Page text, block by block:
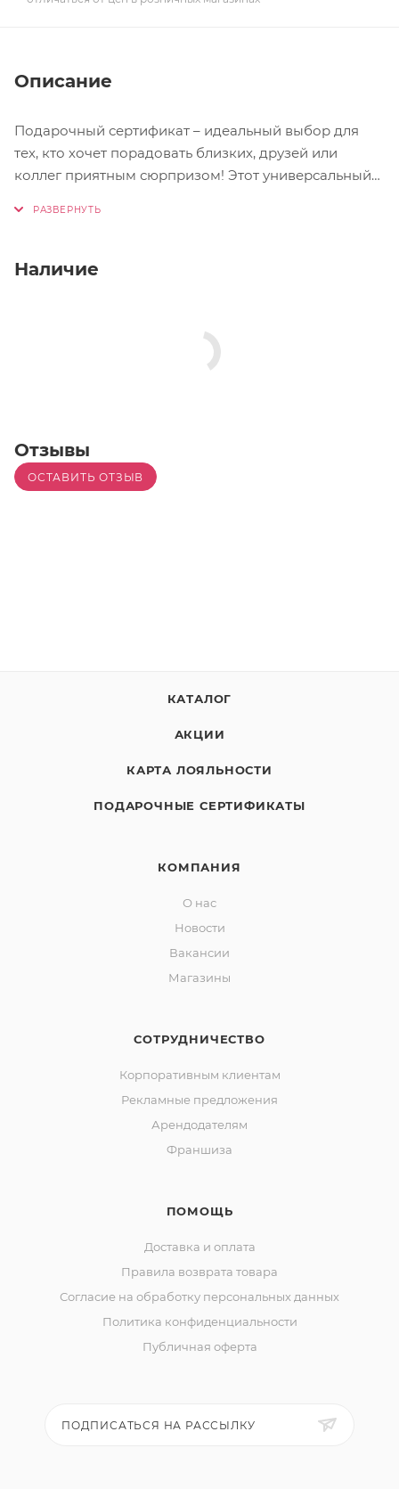
Описание
Подарочный сертификат – идеальный выбор для
тех, кто хочет порадовать близких, друзей или
коллег приятным сюрпризом! Этот универсальный
красивой открытке. Для уточнения деталей дизайна
Наличие
Отзывы
ОСТАВИТЬ ОТЗЫВ
КАТАЛОГ
АКЦИИ
КАРТА ЛОЯЛЬНОСТИ
ПОДАРОЧНЫЕ СЕРТИФИКАТЫ
КОМПАНИЯ
О нас
Новости
Вакансии
Магазины
СОТРУДНИЧЕСТВО
Корпоративным клиентам
Рекламные предложения
Арендодателям
Франшиза
ПОМОЩЬ
Доставка и оплата
Правила возврата товара
Согласие на обработку персональных данных
Политика конфиденциальности
Публичная оферта
ПОДПИСАТЬСЯ НА РАССЫЛКУ